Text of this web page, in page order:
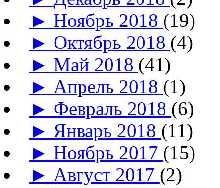
► Ноябрь 2018 (19)
► Октябрь 2018 (4)
► Май 2018 (41)
► Апрель 2018 (1)
► Февраль 2018 (6)
► Январь 2018 (11)
► Ноябрь 2017 (15)
► Август 2017 (2)